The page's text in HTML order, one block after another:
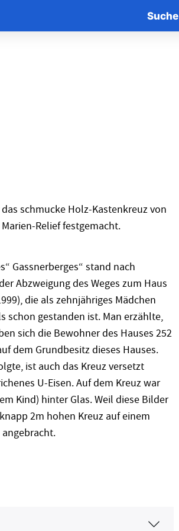
Suche
schmucke Holz-Kastenkreuz von
Relief festgemacht.
Gassnerberges“ stand nach
Abzweigung des Weges zum Haus
die als zehnjähriges Mädchen
schon gestanden ist. Man erzählte,
sich die Bewohner des Hauses 252
dem Grundbesitz dieses Hauses.
ist auch das Kreuz versetzt
U-Eisen. Auf dem Kreuz war
Kind) hinter Glas. Weil diese Bilder
2m hohen Kreuz auf einem